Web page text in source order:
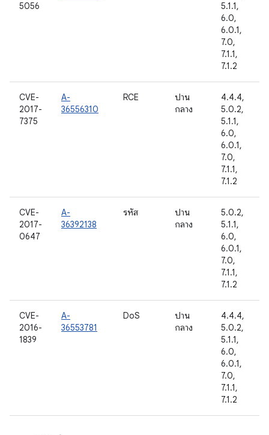
5056
5.1.1,
6.0,
6.0.1,
7.0,
7.1.1,
7.1.2
CVE-
2017-
7375
A-
36556310
RCE
ปาน
กลาง
4.4.4,
5.0.2,
5.1.1,
6.0,
6.0.1,
7.0,
7.1.1,
7.1.2
CVE-
2017-
0647
A-
36392138
รหัส
ปาน
กลาง
5.0.2,
5.1.1,
6.0,
6.0.1,
7.0,
7.1.1,
7.1.2
CVE-
2016-
1839
A-
36553781
DoS
ปาน
กลาง
4.4.4,
5.0.2,
5.1.1,
6.0,
6.0.1,
7.0,
7.1.1,
7.1.2